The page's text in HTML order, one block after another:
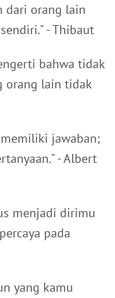
dari orang lain
- Thibaut
bahwa tidak
orang lain tidak
jawaban;
- Albert
menjadi dirimu
pada
yang kamu